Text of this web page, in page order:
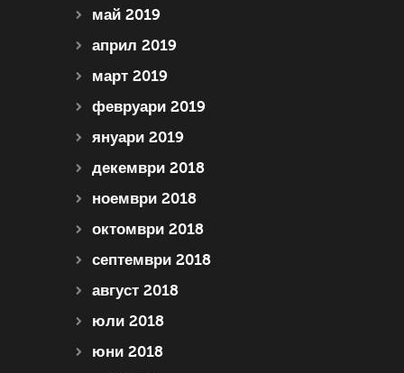
май 2019
април 2019
март 2019
февруари 2019
януари 2019
декември 2018
ноември 2018
октомври 2018
септември 2018
август 2018
юли 2018
юни 2018